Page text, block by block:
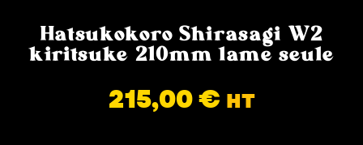
Hatsukokoro Shirasagi W2
kiritsuke 210mm lame seule
215,00€ HT